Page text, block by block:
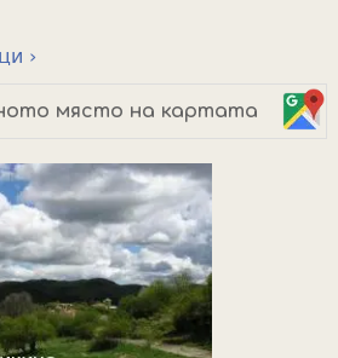
›
място на картата